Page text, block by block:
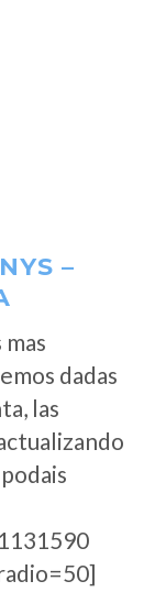
–
dadas
las